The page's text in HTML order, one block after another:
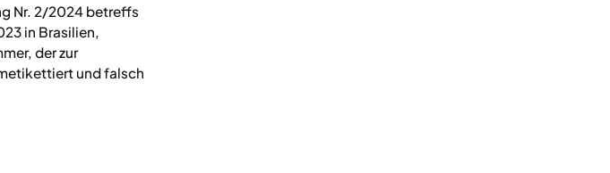
Nr. 2/2024 betreffs
in Brasilien,
der zur
und falsch